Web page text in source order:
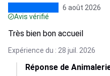
6 août 2026
Avis vérifié
Très bien bon accueil
Expérience du : 28 juil. 2026
Réponse de